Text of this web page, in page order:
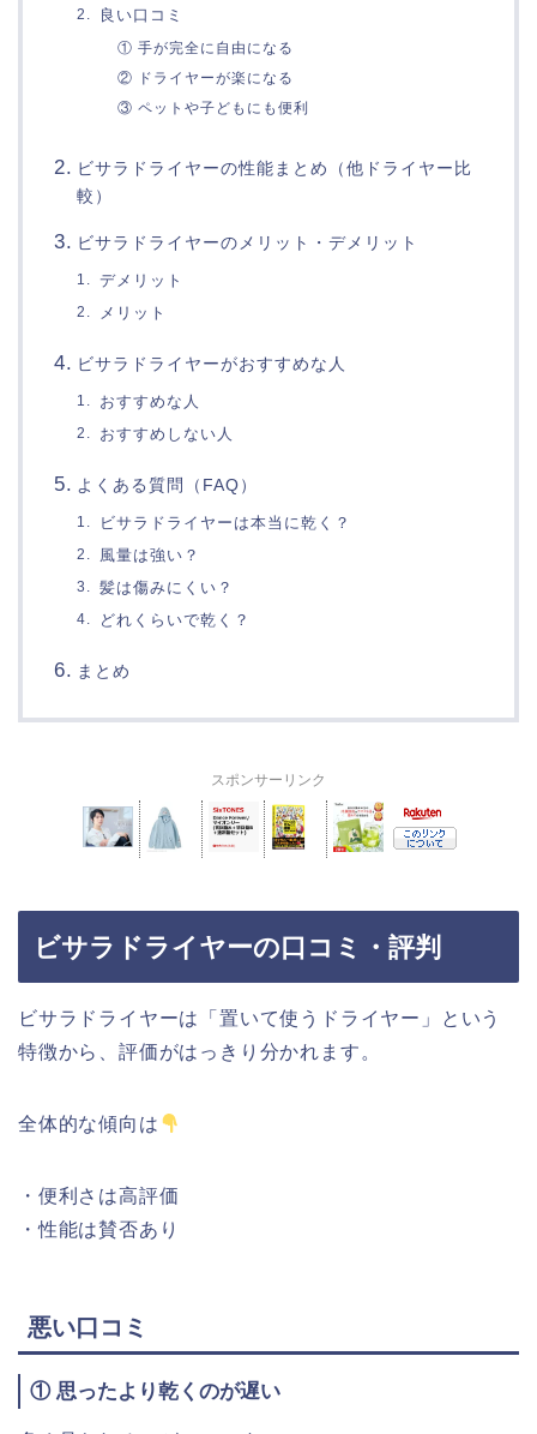
良い口 コミ
① 手が完全 に 自由 になる
②
ドライヤーが楽になる
③ ペット や子ども に も 便利
ビサラドライヤーの性能 まとめ（他 ドライヤー 比
較）
ビサラドライヤーの メリット・ デメリット
デメリット
メリット
ビサラドライヤーがおすすめな 人
おすすめ な 人
おすすめ しない 人
よく ある質問（ FAQ）
ビサラドライヤー は本当に乾く？
風量は強い？
髪は傷みにくい？
どれ くらいで乾く？
まとめ
スポンサーリンク
ビサラドライヤーの口 コミ・評判
ビサラドライヤーは「置いて使う ドライヤー」
という
特徴から、 評価がはっきり 分かれます。
全体的な傾向は
・ 便利 さ は高評価
・性能は賛否あり
悪い口 コミ
① 思ったよ り乾く のが遅い